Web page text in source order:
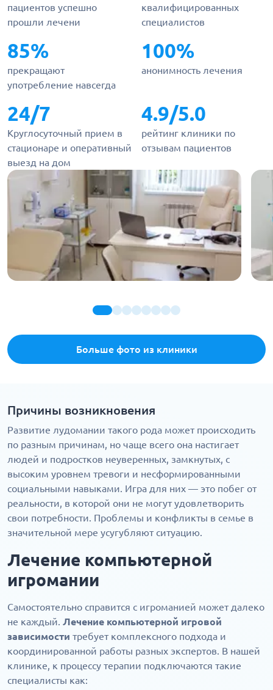
пациентов успешно
прошли лечени
квалифицированных
специалистов
85%
прекращают
употребление навсегда
100%
анонимность лечения
24/7
Круглосуточный прием в
стационаре и оперативный
выезд на дом
4.9/5.0
рейтинг клиники по
отзывам пациентов
Больше фото из клиники
Причины возникновения
Развитие лудомании такого рода может происходить
по разным причинам, но чаще всего она настигает
людей и подростков неуверенных, замкнутых, с
высоким уровнем тревоги и несформированными
социальными навыками. Игра для них — это побег от
реальности, в которой они не могут удовлетворить
свои потребности. Проблемы и конфликты в семье в
значительной мере усугубляют ситуацию.
Лечение компьютерной
игромании
Самостоятельно справится с игроманией может далеко
не каждый. Лечение компьютерной игровой
зависимости требует комплексного подхода и
координированной работы разных экспертов. В нашей
клинике, к процессу терапии подключаются такие
специалисты как: